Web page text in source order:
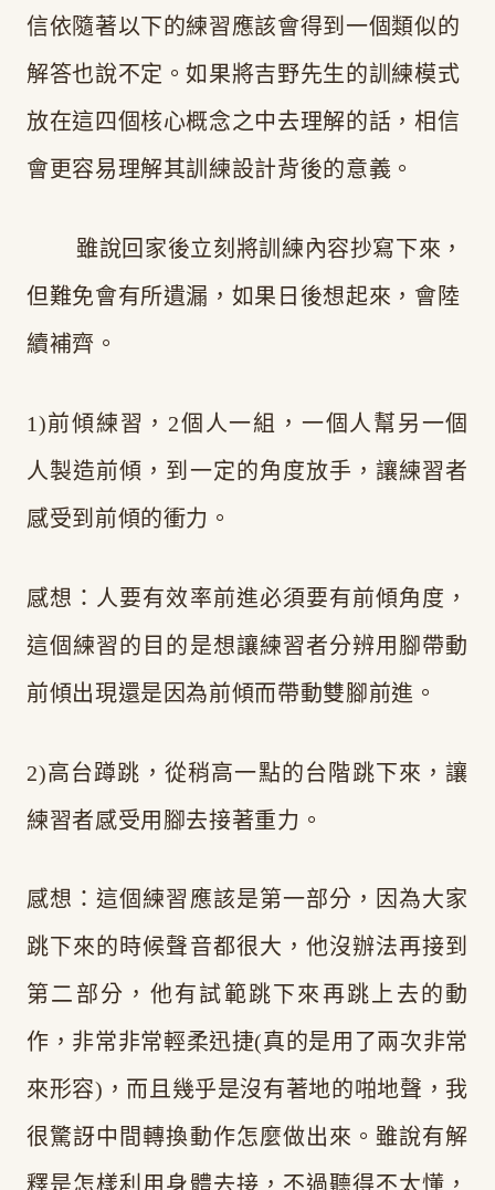
信依隨著以下的練習應該會得到一個類似的
解答也說不定。如果將吉野先生的訓練模式
放在這四個核心概念之中去理解的話，相信
會更容易理解其訓練設計背後的意義。
雖說回家後立刻將訓練內容抄寫下來，
但難免會有所遺漏，如果日後想起來，會陸
續補齊。
1)前傾練習，2個人一組，一個人幫另一個
人製造前傾，到一定的角度放手，讓練習者
感受到前傾的衝力。
感想：人要有效率前進必須要有前傾角度，
這個練習的目的是想讓練習者分辨用腳帶動
前傾出現還是因為前傾而帶動雙腳前進。
2)高台蹲跳，從稍高一點的台階跳下來，讓
練習者感受用腳去接著重力。
感想：這個練習應該是第一部分，因為大家
跳下來的時候聲音都很大，他沒辦法再接到
第二部分，他有試範跳下來再跳上去的動
作，非常非常輕柔迅捷(真的是用了兩次非常
來形容)，而且幾乎是沒有著地的啪地聲，我
很驚訝中間轉換動作怎麼做出來。雖說有解
釋是怎樣利用身體去接，不過聽得不太懂，